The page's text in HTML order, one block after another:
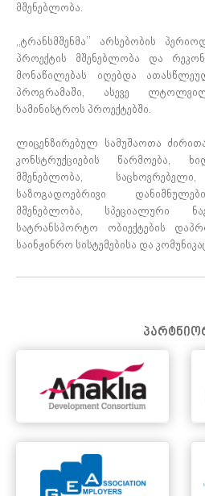
მშენებლობა.
,,ტრანსმშენმა’’ არსებობის
პროექტის მშენებლობა და
მონაწილებას იღებდა
პროგრამაში, ასევე
სამინისტროს პროექტებში.
ლიცენზირებულ სამუშაოთა
კონსტრუქციების წარმოება,
მშენებლობა,
საზოგადოებრივი
მშენებლობა, სპეციალური
სატრანსპორტო ობიექტების
საინჟინრო სისტემებისა და